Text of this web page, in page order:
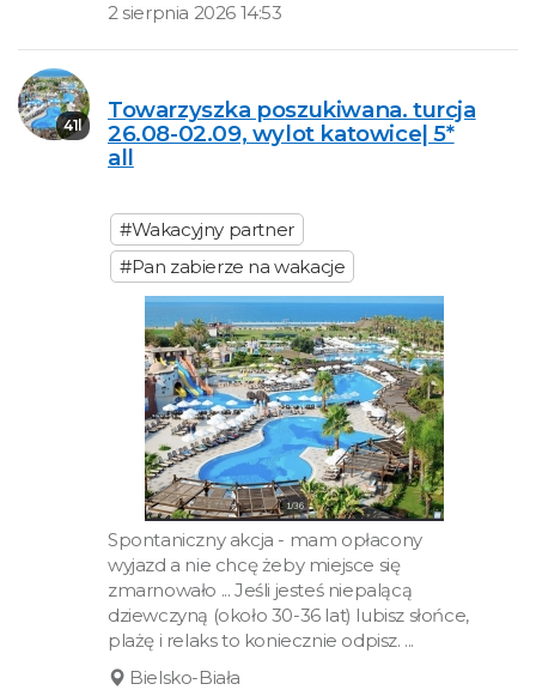
2 sierpnia 2026 14:53
41l
Towarzyszka poszukiwana. turcja
26.08-02.09, wylot katowice| 5*
all
#Wakacyjny partner
#Pan zabierze na wakacje
Spontaniczny akcja - mam opłacony
wyjazd a nie chcę żeby miejsce się
zmarnowało ... Jeśli jesteś niepalącą
dziewczyną (około 30-36 lat) lubisz słońce,
plażę i relaks to koniecznie odpisz. ...
Bielsko-Biała